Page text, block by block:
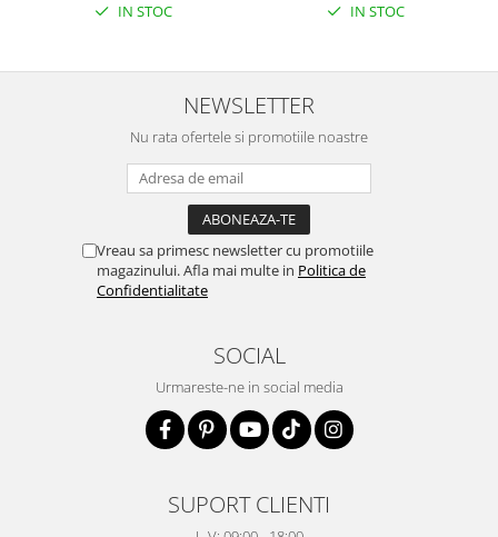
IN STOC IN STOC
NEWSLETTER
Nu rata ofertele si promotiile noastre
Vreau sa primesc newsletter cu promotiile
magazinului. Afla mai multe in Politica de
Confidentialitate
SOCIAL
Urmareste-ne in social media
SUPORT CLIENTI